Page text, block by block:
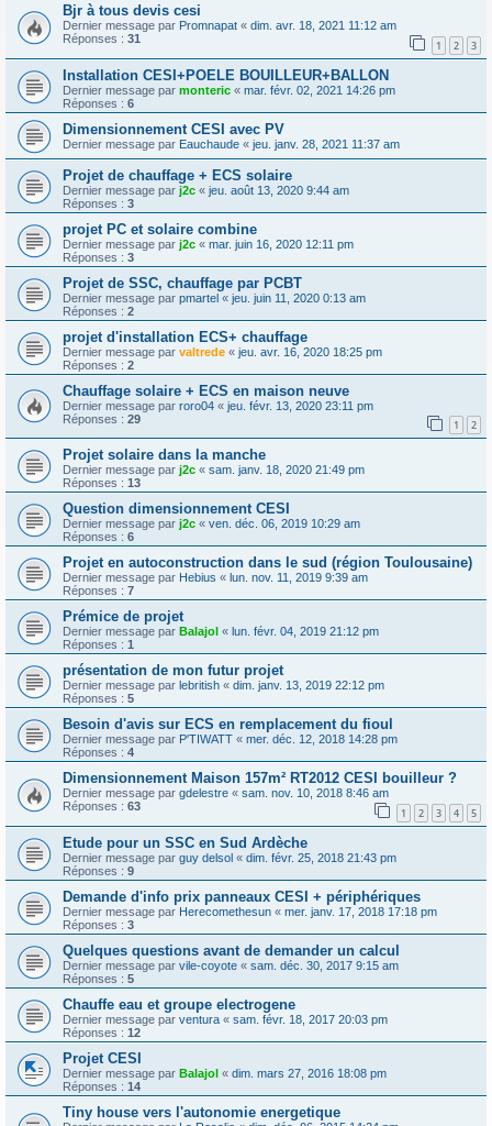
Bjr à tous devis cesi
Dernier message par Promnapat « dim. avr. 18, 2021 11:12 am
Réponses : 31 1 2 3
Installation CESI+POELE BOUILLEUR+BALLON
Dernier message par monteric « mar. févr. 02, 2021 14:26 pm
Réponses : 6
Dimensionnement CESI avec PV
Dernier message par Eauchaude « jeu. janv. 28, 2021 11:37 am
Projet de chauffage + ECS solaire
Dernier message par j2c « jeu. août 13, 2020 9:44 am
Réponses : 3
projet PC et solaire combine
Dernier message par j2c « mar. juin 16, 2020 12:11 pm
Réponses : 3
Projet de SSC, chauffage par PCBT
Dernier message par pmartel « jeu. juin 11, 2020 0:13 am
Réponses : 2
projet d'installation ECS+ chauffage
Dernier message par valtrede « jeu. avr. 16, 2020 18:25 pm
Réponses : 2
Chauffage solaire + ECS en maison neuve
Dernier message par roro04 « jeu. févr. 13, 2020 23:11 pm
Réponses : 29 1 2
Projet solaire dans la manche
Dernier message par j2c « sam. janv. 18, 2020 21:49 pm
Réponses : 13
Question dimensionnement CESI
Dernier message par j2c « ven. déc. 06, 2019 10:29 am
Réponses : 6
Projet en autoconstruction dans le sud (région Toulousaine)
Dernier message par Hebius « lun. nov. 11, 2019 9:39 am
Réponses : 7
Prémice de projet
Dernier message par Balajol « lun. févr. 04, 2019 21:12 pm
Réponses : 1
présentation de mon futur projet
Dernier message par lebritish « dim. janv. 13, 2019 22:12 pm
Réponses : 5
Besoin d'avis sur ECS en remplacement du fioul
Dernier message par P'TIWATT « mer. déc. 12, 2018 14:28 pm
Réponses : 4
Dimensionnement Maison 157m² RT2012 CESI bouilleur ?
Dernier message par gdelestre « sam. nov. 10, 2018 8:46 am
Réponses : 63 1 2 3 4 5
Etude pour un SSC en Sud Ardèche
Dernier message par guy delsol « dim. févr. 25, 2018 21:43 pm
Réponses : 9
Demande d'info prix panneaux CESI + périphériques
Dernier message par Herecomethesun « mer. janv. 17, 2018 17:18 pm
Réponses : 3
Quelques questions avant de demander un calcul
Dernier message par vile-coyote « sam. déc. 30, 2017 9:15 am
Réponses : 5
Chauffe eau et groupe electrogene
Dernier message par ventura « sam. févr. 18, 2017 20:03 pm
Réponses : 12
Projet CESI
Dernier message par Balajol « dim. mars 27, 2016 18:08 pm
Réponses : 14
Tiny house vers l'autonomie energetique